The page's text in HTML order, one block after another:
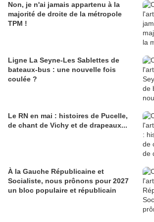
Non, je n'ai jamais appartenu à la
majorité de droite de la métropole
TPM !
Ligne La Seyne-Les Sablettes de
bateaux-bus : une nouvelle fois
coulée ?
Le RN en mai : histoires de Pucelle,
de chant de Vichy et de drapeaux...
À la Gauche Républicaine et
Socialiste, nous prônons pour 2027
un bloc populaire et républicain